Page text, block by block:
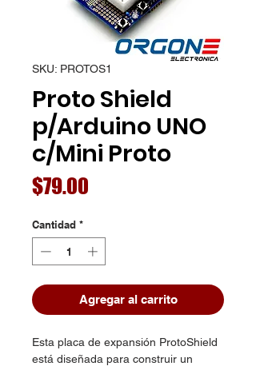
SKU: PROTOS1
Proto Shield
p/Arduino UNO
c/Mini Proto
$79.00
Cantidad *
Agregar al carrito
Esta placa de expansión ProtoShield
está diseñada para construir un